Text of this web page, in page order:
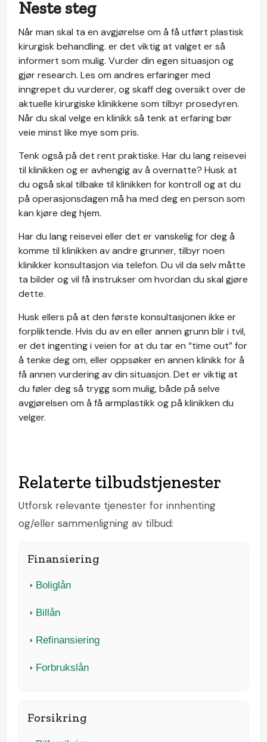
Neste steg
Når man skal ta en avgjørelse om å få utført plastisk
kirurgisk behandling. er det viktig at valget er så
informert som mulig. Vurder din egen situasjon og
gjør research. Les om andres erfaringer med
inngrepet du vurderer, og skaff deg oversikt over de
aktuelle kirurgiske klinikkene som tilbyr prosedyren.
Når du skal velge en klinikk så tenk at erfaring bør
veie minst like mye som pris.
Tenk også på det rent praktiske. Har du lang reisevei
til klinikken og er avhengig av å overnatte? Husk at
du også skal tilbake til klinikken for kontroll og at du
på operasjonsdagen må ha med deg en person som
kan kjøre deg hjem.
Har du lang reisevei eller det er vanskelig for deg å
komme til klinikken av andre grunner, tilbyr noen
klinikker konsultasjon via telefon. Du vil da selv måtte
ta bilder og vil få instrukser om hvordan du skal gjøre
dette.
Husk ellers på at den første konsultasjonen ikke er
forpliktende. Hvis du av en eller annen grunn blir i tvil,
er det ingenting i veien for at du tar en “time out” for
å tenke deg om, eller oppsøker en annen klinikk for å
få annen vurdering av din situasjon. Det er viktig at
du føler deg så trygg som mulig, både på selve
avgjørelsen om å få armplastikk og på klinikken du
velger.
Relaterte tilbudstjenester
Utforsk relevante tjenester for innhenting
og/eller sammenligning av tilbud:
Finansiering
Boliglån
Billån
Refinansiering
Forbrukslån
Forsikring